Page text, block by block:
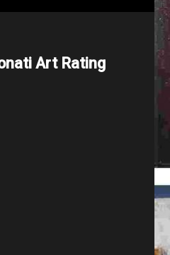
Art Rating